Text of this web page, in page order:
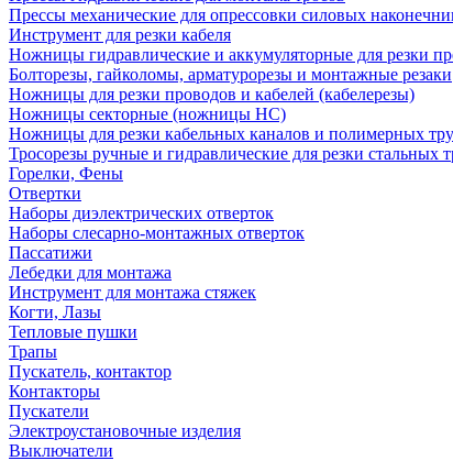
Прессы механические для опрессовки силовых
Инструмент для резки кабеля
Ножницы гидравлические и аккумуляторные для резки
Болторезы, гайколомы, арматурорезы и монтажные резаки
Ножницы для резки проводов и кабелей (кабелерезы)
Ножницы секторные (ножницы НС)
Ножницы для резки кабельных каналов и полимерных
Тросорезы ручные и гидравлические для резки стальных
Горелки, Фены
Отвертки
Наборы диэлектрических отверток
Наборы слесарно-монтажных отверток
Пассатижи
Лебедки для монтажа
Инструмент для монтажа стяжек
Когти, Лазы
Тепловые пушки
Трапы
Пускатель, контактор
Контакторы
Пускатели
Электроустановочные изделия
Выключатели